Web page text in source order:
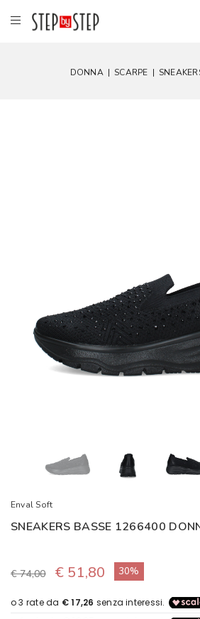
DONNA | SCARPE |
Enval Soft
SNEAKERS BASSE 1266400
€ 74,00 € 51,80 30%